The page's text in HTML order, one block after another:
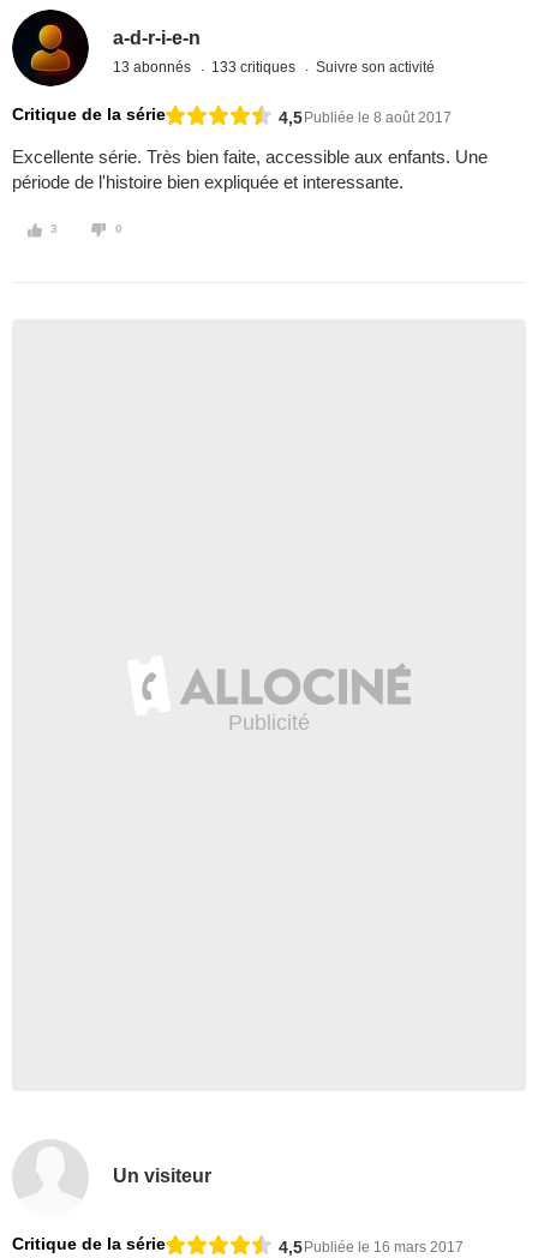
a-d-r-i-e-n
13 abonnés 133 critiques Suivre son activité
Critique de la série 4,5Publiée le 8 août 2017
Excellente série. Très bien faite, accessible aux enfants. Une
période de l'histoire bien expliquée et interessante.
3 0
Un visiteur
Critique de la série 4,5Publiée le 16 mars 2017